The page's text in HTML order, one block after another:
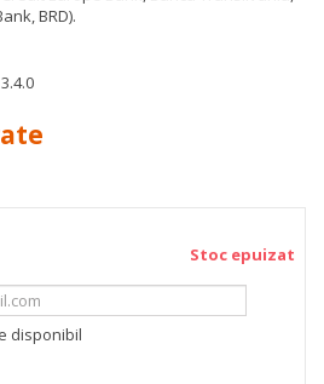
BRD).
Stoc epuizat
disponibil